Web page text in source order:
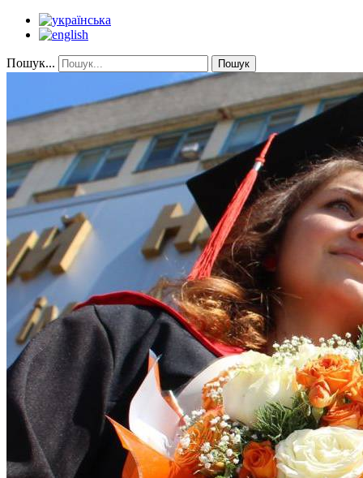
Пошук... Пошук